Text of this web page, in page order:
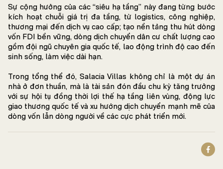
Sự cộng hưởng của các “siêu hạ tầng” này đang từng bước
kích hoạt chuỗi giá trị đa tầng, từ logistics, công nghiệp,
thương mại đến dịch vụ cao cấp; tạo nền tảng thu hút dòng
vốn FDI bền vững, dòng dịch chuyển dân cư chất lượng cao
gồm đội ngũ chuyên gia quốc tế, lao động trình độ cao đến
sinh sống, làm việc dài hạn.
Trong tổng thể đó, Salacia Villas không chỉ là một dự án
nhà ở đơn thuần, mà là tài sản đón đầu chu kỳ tăng trưởng
với sự hội tụ đồng thời lợi thế hạ tầng liên vùng, động lực
giao thương quốc tế và xu hướng dịch chuyển mạnh mẽ của
dòng vốn lẫn dòng người về các cực phát triển mới.